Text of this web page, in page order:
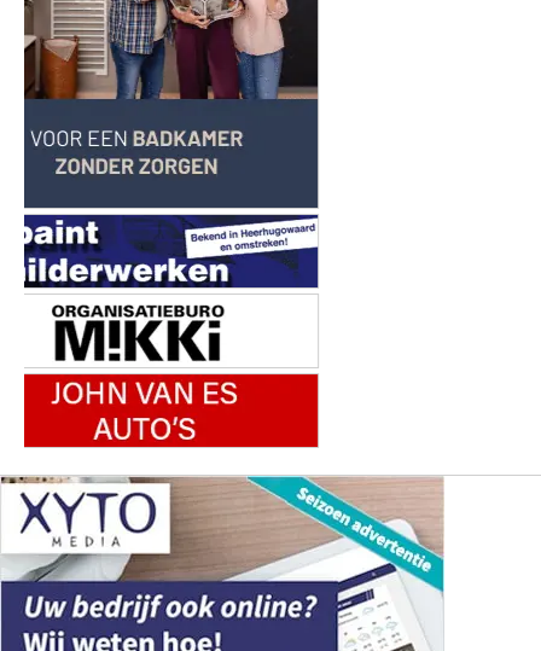
Copyright (c) 2026 | Sneekerdagblad.nl - Alle rechten
voorbehouden
Algemene voorwaarden
Disclaimer
Privacy Statement